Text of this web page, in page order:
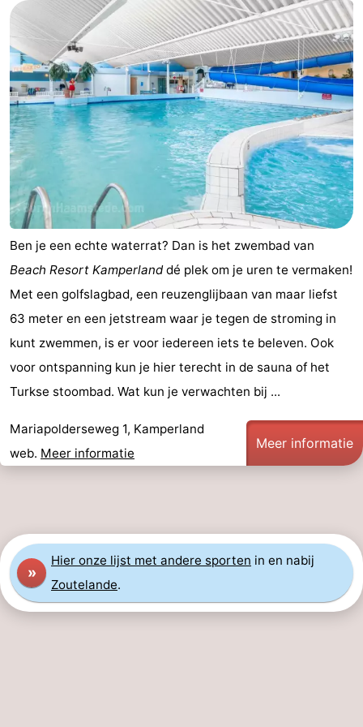
Zoutelande
Actief
Praktisch
Forum
Route
-
Parkeren
Reisboekenwinkel
Nieuws
Medische
adressen
Zeeland
Schouwen-
Duiveland
-
Brouwershaven
-
Bruinisse
-
Zierikzee
-
Ben je een echte waterrat? Dan is het zwembad van
Beach Resort Kamperlanddé plek om je uren te vermaken!
Met een golfslagbad, een reuzenglijbaan van maar liefst
63 meter en een jetstream waar je tegen de stroming in
kunt zwemmen, is er voor iedereen iets te beleven. Ook
voor ontspanning kun je hier terecht in de sauna of het
Turkse stoombad. Wat kun je verwachten bij ...
Mariapolderseweg 1, Kamperland
web. Meer informatie
Meer informatie
»
Hier onze lijst met andere sporten in en nabij
Zoutelande.